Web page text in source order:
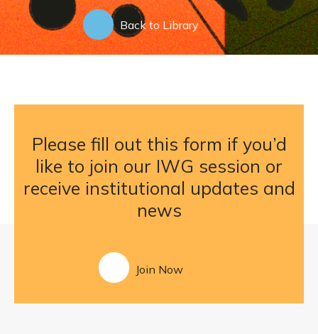
Back to Library
Please fill out this form if you’d
like to join our IWG session or
receive institutional updates and
news
Join Now